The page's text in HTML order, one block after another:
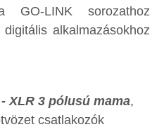
GO-LINK sorozathoz
alkalmazásokhoz
XLR 3 pólusú mama,
csatlakozók